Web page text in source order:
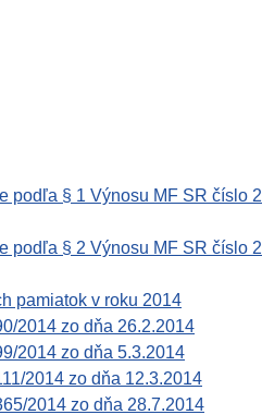
podľa § 1 Výnosu MF SR číslo
podľa § 2 Výnosu MF SR číslo
pamiatok v roku 2014
2014 zo dňa 26.2.2014
2014 zo dňa 5.3.2014
2014 zo dňa 12.3.2014
2014 zo dňa 28.7.2014